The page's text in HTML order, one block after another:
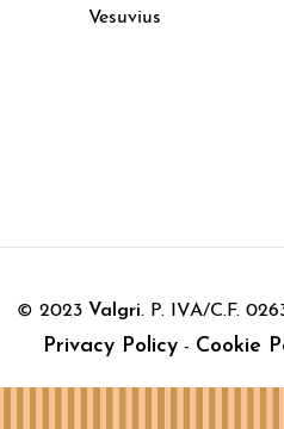
Vesuvius
© 2023 Valgri. P. IVA/C.F.
Privacy Policy - Cookie